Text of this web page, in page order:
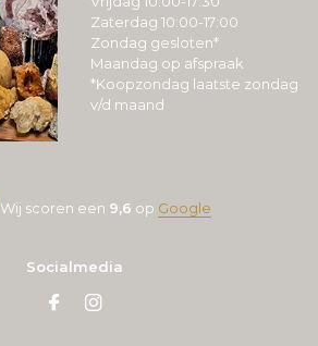
Zaterdag 10:00-17:00
Zondag gesloten*
Maandag op afspraak
*Koopzondag laatste zondag
v/d maand
Wij scoren een 9,6 op Google
Socialmedia